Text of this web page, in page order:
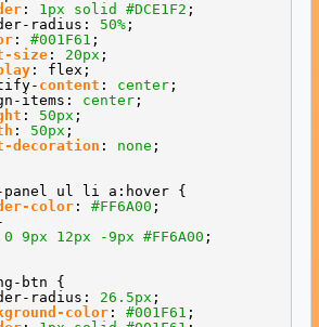
: 1px solid #DCE1F2 ;
radius: 50%;
: #001F61 ;
size: 20px ;
: flex;
content : center;
items: center;
: 50px ;
: 50px ;
decoration : none ;
panel ul li a:hover {
color: #FF6A00 ;
0 9px 12px -9px #FF6A00 ;
btn {
radius: 26.5px ;
color: #001F61 ;